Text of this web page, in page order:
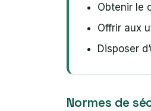
Obtenir le
Offrir aux
Disposer
Normes de